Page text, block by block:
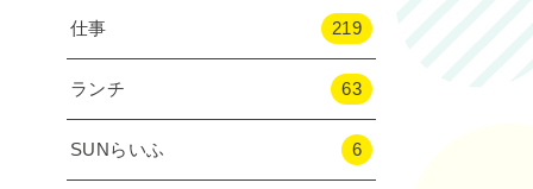
仕事 219
ランチ 63
SUNらいふ 6